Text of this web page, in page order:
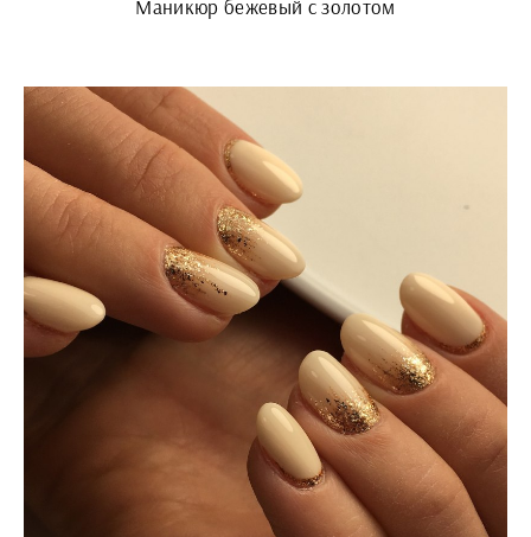
Маникюр бежевый с золотом